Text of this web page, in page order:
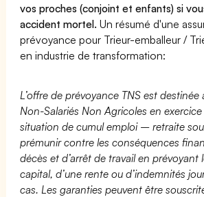
vos proches (conjoint et enfants) si
accident mortel. Un résumé d'une
prévoyance pour Trieur-emballeur /
en industrie de transformation:
L’offre de prévoyance TNS est destinée
Non-Salariés Non Agricoles en
situation de cumul emploi – retraite
prémunir contre les conséquences
décès et d’arrêt de travail en prévoyant
capital, d’une rente ou d’indemnités
cas. Les garanties peuvent être